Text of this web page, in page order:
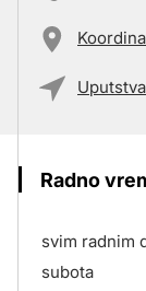
Radno
svim radnim
subota